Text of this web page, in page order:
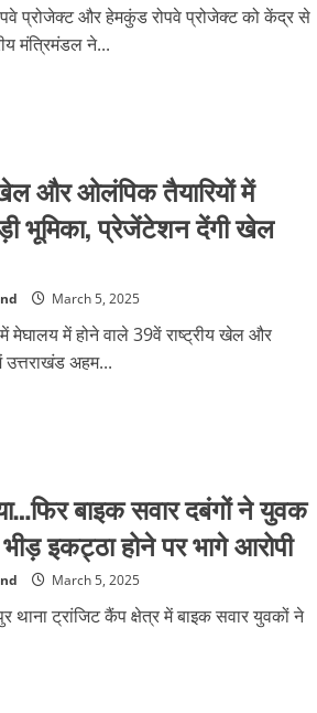
प्रोजेक्ट और हेमकुंड रोपवे प्रोजेक्ट को केंद्र से
मंत्रिमंडल ने...
और ओलंपिक तैयारियों में
भूमिका, प्रेजेंटेशन देंगी खेल
March 5, 2025
मेघालय में होने वाले 39वें राष्ट्रीय खेल और
उत्तराखंड अहम...
बाइक सवार दबंगों ने युवक
इकट्ठा होने पर भागे आरोपी
March 5, 2025
ट्रांजिट कैंप क्षेत्र में बाइक सवार युवकों ने